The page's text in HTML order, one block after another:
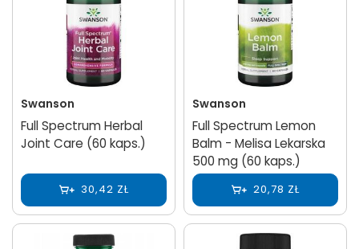
Swanson
Full Spectrum Herbal
Joint Care (60 kaps.)
30,42 ZŁ
Swanson
Full Spectrum Lemon
Balm - Melisa Lekarska
500 mg (60 kaps.)
20,78 ZŁ